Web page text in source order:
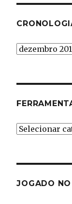
Cronologia
Ferramental
JOGADO